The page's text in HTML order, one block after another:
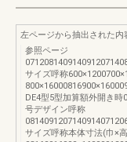
左ページから抽出された内
参照ページ
サイズ呼称
DE4型5型加算額外開き
号デザイン呼称
サイズ呼称本体寸法(巾×